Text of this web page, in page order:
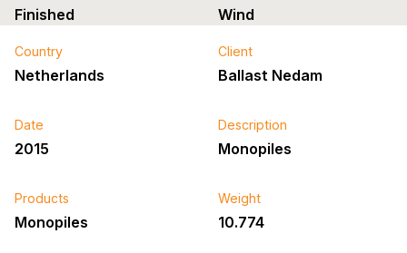
Finished Wind
Country
Netherlands
Client
Ballast Nedam
Date
2015
Description
Monopiles
Products
Monopiles
Weight
10.774